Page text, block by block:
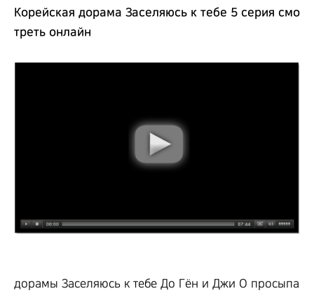
Корейская дорама Заселяюсь к тебе 5 серия смо
треть онлайн
дорамы Заселяюсь к тебе До Гён и Джи О просыпа